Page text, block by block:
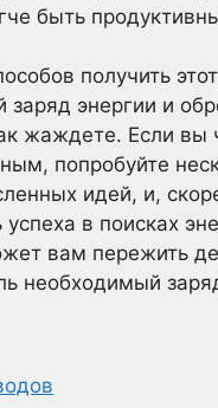
быть
получить этот
заряд энергии и
жаждете. Если вы
попробуйте
идей, и,
в поисках
вам пережить
необходимый